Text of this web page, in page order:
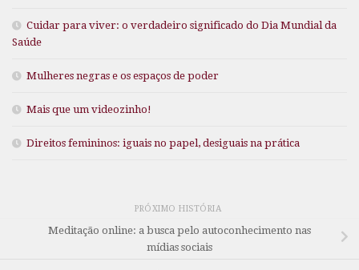
Cuidar para viver: o verdadeiro significado do Dia Mundial da
Saúde
Mulheres negras e os espaços de poder
Mais que um videozinho!
Direitos femininos: iguais no papel, desiguais na prática
PRÓXIMO HISTÓRIA
Meditação online: a busca pelo autoconhecimento nas
mídias sociais